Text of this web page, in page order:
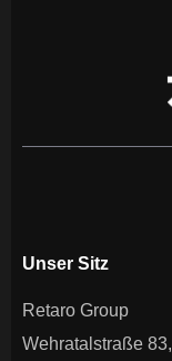
Unser Sitz
Retaro Group
Wehratalstraße 83,